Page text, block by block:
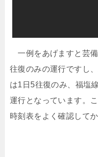
一例をあげますと芸
往復のみの運行ですし
は1日5往復のみ、福塩
運行となっています。
時刻表をよく確認して